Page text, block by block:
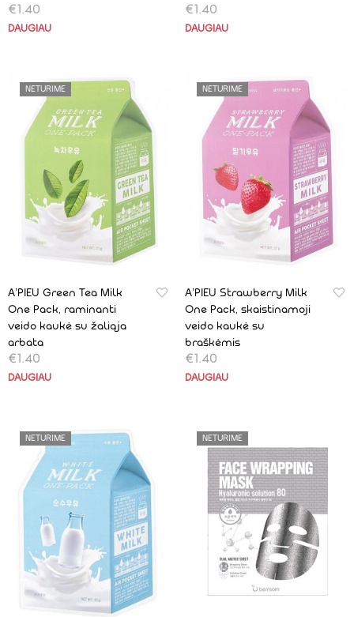
€1.40
DAUGIAU
€1.40
DAUGIAU
NETURIME
A’PIEU Green Tea Milk
One Pack, raminanti
veido kaukė su žaliąja
arbata
€1.40
DAUGIAU
NETURIME
A’PIEU Strawberry Milk
One Pack, skaistinamoji
veido kaukė su
braškėmis
€1.40
DAUGIAU
NETURIME NETURIME